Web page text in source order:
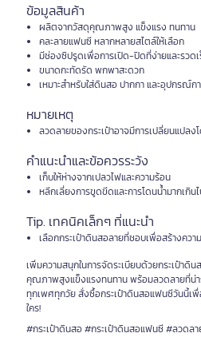
ข้อมูลสินค้า
ผลิตจากวัสดุคุณภาพสูง แข็งแรง ทนทาน
คละลายแฟนซี หลากหลายสไตล์ให้เลือก
มีช่องซิปรูดเพื่อการเปิด-ปิดที่ง่ายและรวดเ
ขนาดกะทัดรัด พกพาสะดวก
เหมาะสำหรับใส่ดินสอ ปากกา และอุปกรณ์ก
หมายเหตุ
ลวดลายของกระเป๋าอาจมีการเปลี่ยนแปลง
คำแนะนำและข้อควรระวัง
เก็บให้ห่างจากเปลวไฟและความร้อน
หลีกเลี่ยงการขูดขีดและการโดนน้ำมากเกิน
Tip. เทคนิคเล็กๆ ที่แนะนำ
เลือกกระเป๋าดินสอลายที่ชอบเพื่อสร้างควา
เพิ่มความสนุกในการจัดระเบียบด้วยกระเป๋า
คุณภาพสูงแข็งแรงทนทาน พร้อมลวดลายที่น่า
ทุกเพศทุกวัย สั่งซื้อกระเป๋าดินสอแฟนซีวันนี้เพื่
ใคร!
#กระเป๋าดินสอ #กระเป๋าดินสอแฟนซี #ลวดล